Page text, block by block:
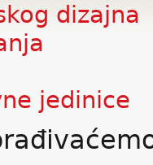
dizajna
jedinice